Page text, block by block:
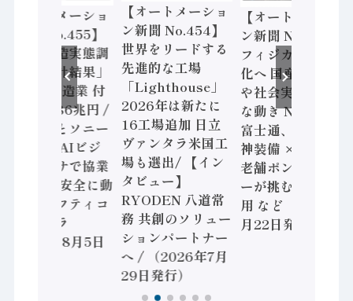
【オートメーショ
ン新聞 No.454】
世界をリードする
先進的な工場
「Lighthouse」
2026年は新たに
16工場追加 日立
ヴァンタラ米国工
場も選出/ 【イン
タビュー】
RYODEN 八道常
務 共創のソリュー
ションパートナー
へ / （2026年7月
29日発行）
【オートメーショ
ン新聞 No.453】
フィジカルAI本格
化へ 国産AI開発
や社会実装に活発
な動き Noetra、
富士通、日立 / 兵
神装備 × HMS、
老舗ポンプメーカ
ーが挑むデータ活
用 など（2026年7
月22日発行）